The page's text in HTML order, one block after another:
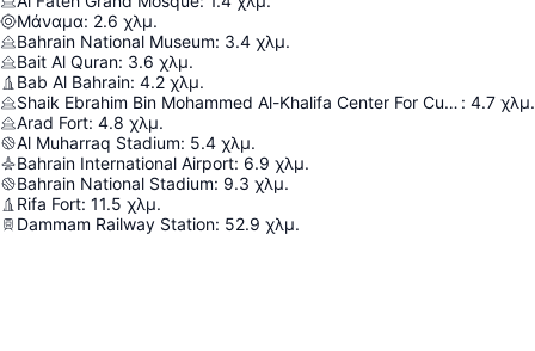
Μάναμα: 2.6 χλμ.
Bahrain National Museum: 3.4 χλμ.
Bait Al Quran: 3.6 χλμ.
Bab Al Bahrain: 4.2 χλμ.
Shaik Ebrahim Bin Mohammed Al-Khalifa Center For Culture And Research : 4.7 χλμ.
Arad Fort: 4.8 χλμ.
Al Muharraq Stadium: 5.4 χλμ.
Bahrain International Airport: 6.9 χλμ.
Bahrain National Stadium: 9.3 χλμ.
Rifa Fort: 11.5 χλμ.
Dammam Railway Station: 52.9 χλμ.